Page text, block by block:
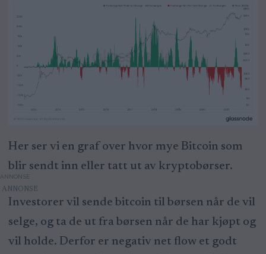
Her ser vi en graf over hvor mye Bitcoin som
blir sendt inn eller tatt ut av kryptobørser.
ANNONSE
Investorer vil sende bitcoin til børsen når de vil
selge, og ta de ut fra børsen når de har kjøpt og
vil holde. Derfor er negativ net flow et godt